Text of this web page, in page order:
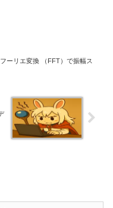
フーリエ変換 （FFT）で振幅ス